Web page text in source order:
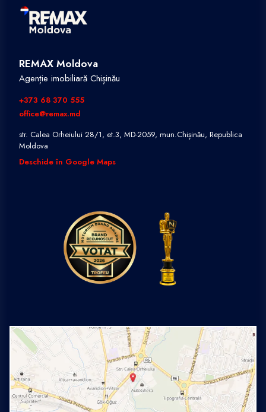
REMAX Moldova
Agenție imobiliară Chișinău
+373 68 370 555
office@remax.md
str. Calea Orheiului 28/1, et.3, MD-2059, mun.Chișinău, Republica
Moldova
Deschide în Google Maps